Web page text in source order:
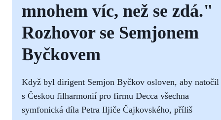
mnohem víc, než se zdá."
Rozhovor se Semjonem
Byčkovem
Když byl dirigent Semjon Byčkov osloven, aby natočil
s Českou filharmonií pro firmu Decca všechna
symfonická díla Petra Iljiče Čajkovského, příliš